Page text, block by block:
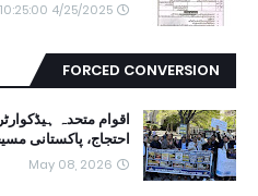
4/25/2025 10:25:00 PM
FORCED CONVERSION
احتجاج، پاکستانی
May 08, 2026